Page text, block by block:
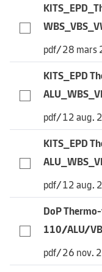
pdf/28 mars
KITS_EPD
pdf/12 aug.
KITS_EPD
pdf/12 aug.
DoP
110/ALU/
pdf/26 nov.